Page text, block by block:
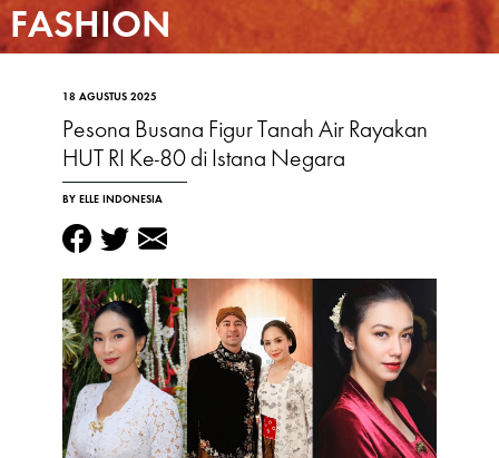
FASHION
18 AGUSTUS 2025
Pesona Busana Figur Tanah Air Rayakan
HUT RI Ke-80 di Istana Negara
BY ELLE INDONESIA